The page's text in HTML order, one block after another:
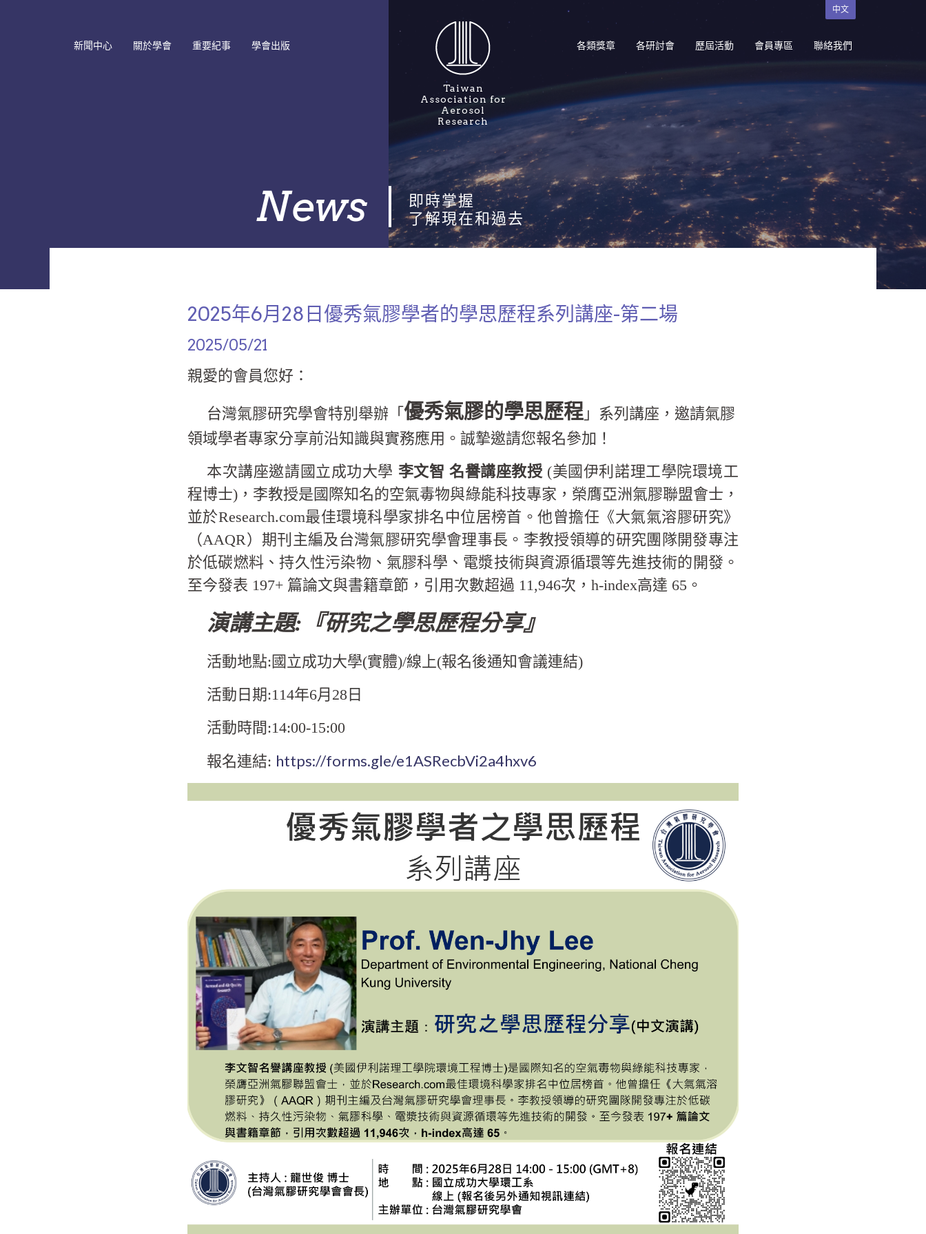
Taiwan
Association for
Aerosol
Research
新聞中心 關於學會 重要紀事 學會出版 各類獎章
最佳學術論文獎
會士
秋森獎
學生論文短講競賽
傑出成就獎
最佳技術論文獎
各研討會
國際氣膠科技研討會
東南亞永續環境論壇暨就
業博覽會
聯網研討會
亞洲氣膠學術研討會
T&T IAC
T&T & ICoSE
歷屆活動 會員專區
會議補助
基金補助
入會申請
入會須知
現有會員
聯絡我們
中文
News
即時掌握
了解現在和過去
2025年6月28日優秀氣膠學者的學思歷程系列講座-第二場
2025/05/21
親愛的會員您好：
台灣氣膠研究學會特別舉辦「 優秀氣膠的學思歷程 」系列講座，邀請氣膠
領域學者專家分享前沿知識與實務應用。誠摯邀請您報名參加！
本次講座邀請國立成功大學 李文智 名譽講座教授 (美國伊利諾理工學院環境工
程博士)，李教授是國際知名的空氣毒物與綠能科技專家，榮膺亞洲氣膠聯盟會士，
並於Research.com最佳環境科學家排名中位居榜首。他曾擔任《大氣氣溶膠研究》
（AAQR）期刊主編及台灣氣膠研究學會理事長。李教授領導的研究團隊開發專注
於低碳燃料、持久性污染物、氣膠科學、電漿技術與資源循環等先進技術的開發。
至今發表 197+ 篇論文與書籍章節，引用次數超過 11,946次，h-index高達 65。
演講主題:『研究之學思歷程分享』
活動地點:國立成功大學(實體)/線上(報名後通知會議連結)
活動日期:114年6月28日
活動時間:14:00-15:00
報名連結: https://forms.gle/e1ASRecbVi2a4hxv6